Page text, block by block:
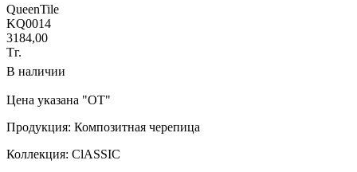
QueenTile
KQ0014
3184,00
Тг.
В наличии
Цена указана "ОТ"
Продукция: Композитная черепица
Коллекция: ClASSIC